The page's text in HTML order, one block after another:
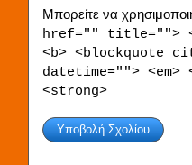
Μπορείτε να
href="" title="">
<b> <blockquote
datetime="">
<strong>